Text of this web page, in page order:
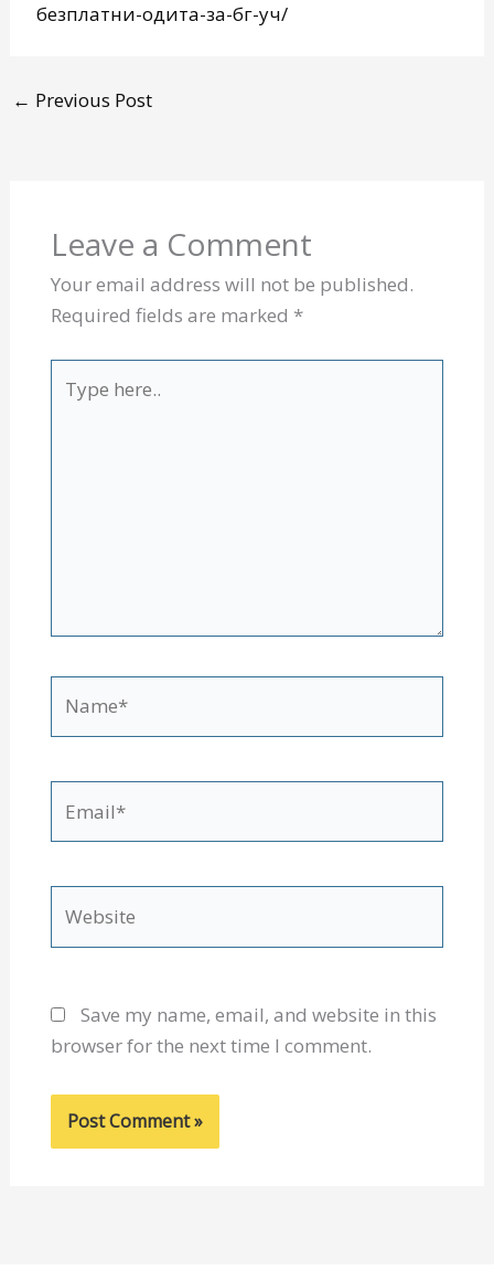
безплатни-одита-за-бг-уч/
← Previous Post
Leave a Comment
Your email address will not be published.
Required fields are marked *
here..
Save my name, email, and website in this
browser for the next time I comment.